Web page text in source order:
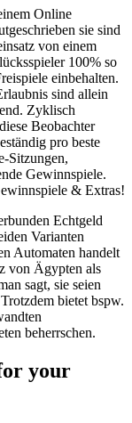
Online
sie sind
von einem
100% so
einbehalten.
sind allein
Zyklisch
Beobachter
pro beste
Sitzungen,
Gewinnspiele.
& Extras!
Echtgeld
Varianten
Automaten handelt
von Ägypten als
sagt, sie seien
bietet bspw.
beherrschen.
your